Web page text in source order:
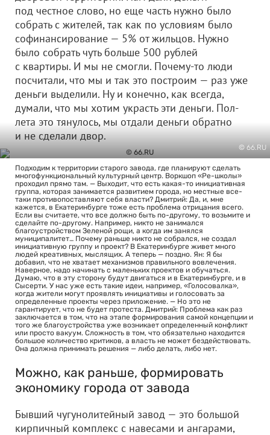
под честное слово, но еще часть нужно было
собрать с жителей, так как по условиям было
софинансирование — 5% от жильцов. Нужно
было собрать чуть больше 500 рублей
с квартиры. И мы не смогли. Почему-то люди
посчитали, что мы и так это построим — раз уже
деньги выделили. Ну и конечно, как всегда,
думали, что мы хотим украсть эти деньги. Пол-
лета это тянулось, мы отдали деньги обратно
и не сделали двор.
© 66.RU
Подходим к территории старого завода, где планируют сделать
многофункциональный культурный центр. Воркшоп «Ре-школы»
проходил прямо там. — Выходит, что есть какая-то инициативная
группа, которая занимается развитием города, но местные все-
таки противопоставляют себя власти? Дмитрий: Да, и, мне
кажется, в Екатеринбурге тоже есть проблема отрицания всего.
Если вы считаете, что все должно быть по-другому, то возьмите и
сделайте по-другому. Например, никто не занимался
благоустройством Зеленой рощи, а когда им занялся
муниципалитет… Почему раньше никто не собрался, не создал
инициативную группу и проект? В Екатеринбурге живет много
людей креативных, мыслящих. А теперь — поздно. Ян: Я бы
добавил, что не хватает механизмов правильного вовлечения.
Наверное, надо начинать с маленьких проектов и обучаться.
Думаю, что в эту сторону будут двигаться и в Екатеринбурге, и в
Сысерти. У нас уже есть такие идеи, например, «Голосовалка»,
когда жители могут проявлять инициативы и голосовать за
определенные проекты через приложение. — Но это не
гарантирует, что не будет протеста. Дмитрий: Проблема как раз
заключается в том, что на этапе формирования самой концепции и
того же благоустройства уже возникает определенный конфликт
или просто вакуум. Сложность в том, что обязательно находится
большое количество критиков, а власть не может бездействовать.
Она должна принимать решения — либо делать, либо нет.
Можно, как раньше, формировать
экономику города от завода
Бывший чугунолитейный завод — это большой
кирпичный комплекс с навесами и ангарами,